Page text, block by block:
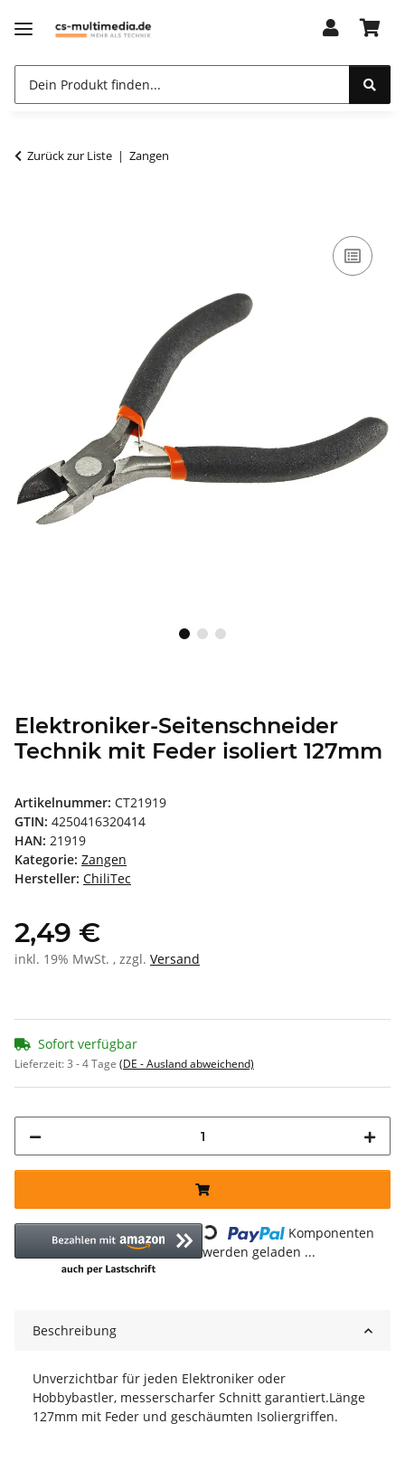
Zurück zur Liste Zangen
Elektroniker-Seitenschneider
Technik mit Feder isoliert 127mm
Artikelnummer: CT21919
GTIN: 4250416320414
HAN: 21919
Kategorie: Zangen
Hersteller: ChiliTec
2,49 €
inkl. 19% MwSt. , zzgl. Versand
Sofort verfügbar
Lieferzeit:3 - 4 Tage (DE - Ausland abweichend)
Loading...
Komponenten
werden geladen ...
Beschreibung
Unverzichtbar für jeden Elektroniker oder
Hobbybastler, messerscharfer Schnitt garantiert.Länge
127mm mit Feder und geschäumten Isoliergriffen.